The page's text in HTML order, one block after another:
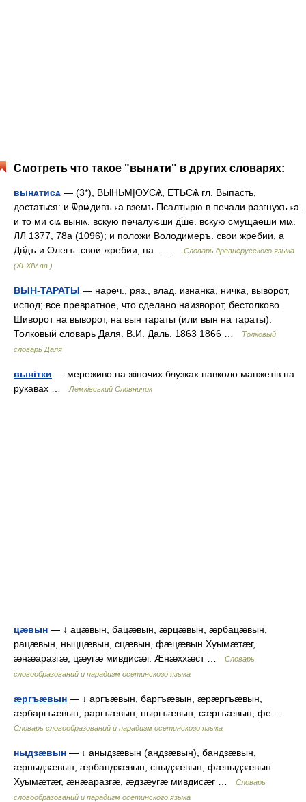
Смотреть что такое "вынѧти" в других словарях:
вынѧтисѧ — (3*), ВЫНЬМ|ОУСѦ, ЕТЬСѦ гл. Выпасть,
достаться: и ѿрѩдивъ ˫а вземъ Псалтырю в печали разгнухъ ˫а.
и то ми сѩ вынѩ. вскую печалуѥши д҃ше. вскую смущаеши мѩ.
ЛЛ 1377, 78а (1096); и положи Володимеръ. свои жребии, а
Дв҃дъ и Олегъ. свои жребии, на… …
Словарь древнерусского языка
(XI-XIV вв.)
ВЫН-ТАРАТЫ — нареч., ряз., влад. изнанка, ничка, выворот,
испод; все превратное, что сделано наизворот, бестолково.
Шиворот на выворот, на вын тараты (или вын на тараты).
Толковый словарь Даля. В.И. Даль. 1863 1866 …
Толковый
словарь Даля
вынітки — мереживо на жіночих блузках навколо манжетів на
рукавах …
Лемківський Словничок
цæвын — ↓ ацæвын, бацæвын, æрцæвын, æрбацæвын,
рацæвын, ныццæвын, сцæвын, фæцæвын Хуымæтæг,
æнæаразгæ, цæугæ мивдисæг. Æнæххæст …
Словарь
словообразований и парадигм осетинского языка
æргъæвын — ↓ аргъæвын, баргъæвын, æрæргъæвын,
æрбаргъæвын, раргъæвын, ныргъæвын, сæргъæвын, фе …
Словарь словообразований и парадигм осетинского языка
ныдзæвын — ↓ аныдзæвын (андзæвын), бандзæвын,
æрныдзæвын, æрбандзæвын, сныдзæвын, фæныдзæвын
Хуымæтæг, æнæаразгæ, æдзæугæ мивдисæг …
Словарь
словообразований и парадигм осетинского языка